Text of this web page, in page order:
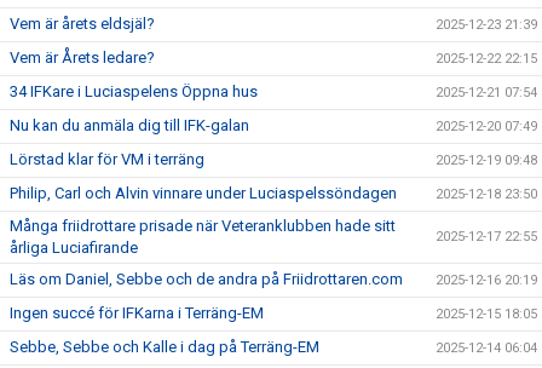
Vem är årets eldsjäl? 2025-12-23 21:39
Vem är Årets ledare? 2025-12-22 22:15
34 IFKare i Luciaspelens Öppna hus 2025-12-21 07:54
Nu kan du anmäla dig till IFK-galan 2025-12-20 07:49
Lörstad klar för VM i terräng 2025-12-19 09:48
Philip, Carl och Alvin vinnare under Luciaspelssöndagen 2025-12-18 23:50
Många friidrottare prisade när Veteranklubben hade sitt
årliga Luciafirande
2025-12-17 22:55
Läs om Daniel, Sebbe och de andra på Friidrottaren.com 2025-12-16 20:19
Ingen succé för IFKarna i Terräng-EM 2025-12-15 18:05
Sebbe, Sebbe och Kalle i dag på Terräng-EM 2025-12-14 06:04